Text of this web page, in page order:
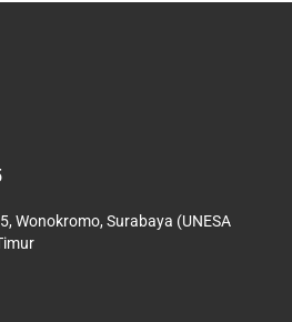
Wonokromo, Surabaya (UNESA